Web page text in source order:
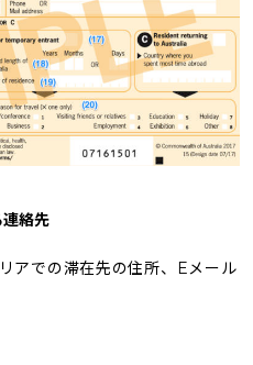
連絡先
アでの滞在先の住所、Eメール